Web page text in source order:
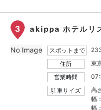
3 akippa ホテルリ
スポットまで
住所
東
営業時間
駐車サイズ
高
幅
幅
No Image